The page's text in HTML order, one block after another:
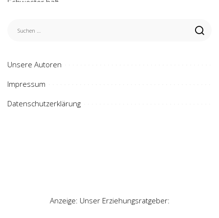
Unsere Autoren
Impressum
Datenschutzerklärung
Anzeige: Unser Erziehungsratgeber: